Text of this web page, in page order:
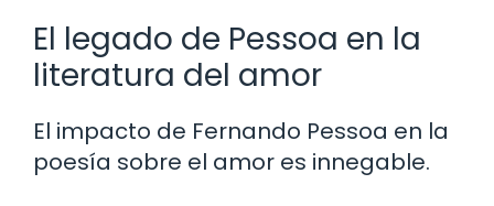
El legado de Pessoa en la
literatura del amor
El impacto de Fernando Pessoa en la
poesía sobre el amor es innegable.